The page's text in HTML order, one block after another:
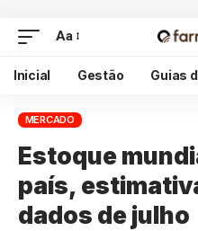
Aa
Inicial Gestão Guias
MERCADO
Estoque
país,
dados de julho